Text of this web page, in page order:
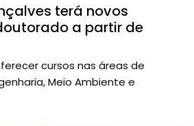
terá novos
a partir de
cursos nas áreas de
Meio Ambiente e